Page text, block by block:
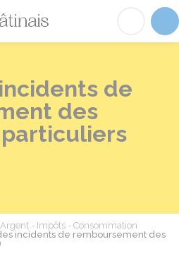
Fréville-du-
de
des
Argent - Impôts - Consommation
incidents de remboursement des